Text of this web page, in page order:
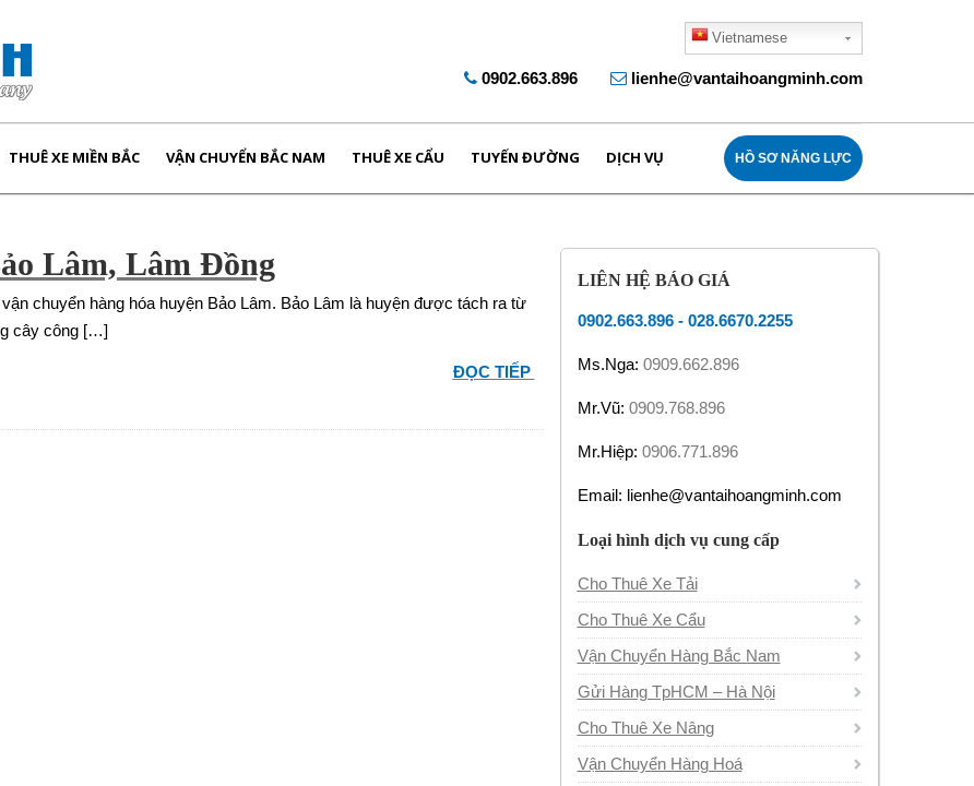
Vietnamese
0902.663.896 lienhe@vantaihoangminh.com
THUÊ XE MIỀN BẮC VẬN CHUYỂN BẮC NAM THUÊ XE CẨU TUYẾN ĐƯỜNG DỊCH VỤ HỒ SƠ NĂNG LỰC
Lâm, Lâm Đồng
chuyển hàng hóa huyện Bảo Lâm. Bảo Lâm là huyện được tách ra từ
cây công […]
ĐỌC TIẾP
LIÊN HỆ BÁO GIÁ
0902.663.896- 028.6670.2255
Ms.Nga: 0909.662.896
Mr.Vũ: 0909.768.896
Mr.Hiệp: 0906.771.896
Email: lienhe@vantaihoangminh.com
Loại hình dịch vụ cung cấp
Cho Thuê Xe Tải
Cho Thuê Xe Cẩu
Vận Chuyển Hàng Bắc Nam
Gửi Hàng TpHCM – Hà Nội
Cho Thuê Xe Nâng
Vận Chuyển Hàng Hoá